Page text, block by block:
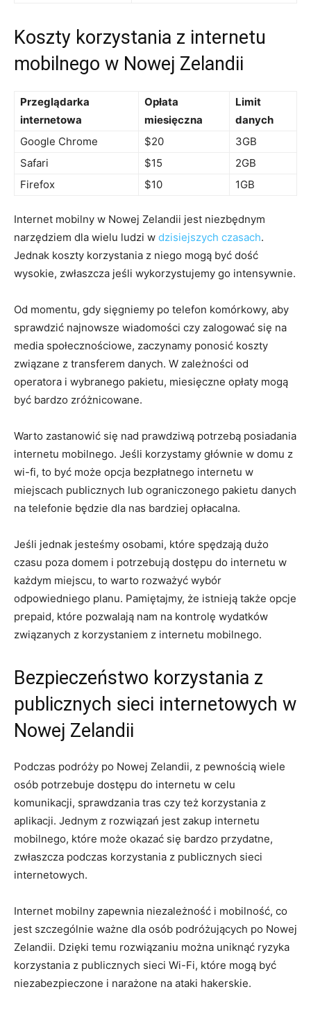
Koszty korzystania z⁣ internetu ​
mobilnego w ​Nowej Zelandii
Przeglądarka
internetowa
Opłata
miesięczna
Limit ​
danych
Google Chrome
$20
3GB
Safari
$15
2GB
Firefox
$10 1GB
Internet mobilny w Nowej Zelandii jest niezbędnym
narzędziem dla wielu ‍ludzi w dzisiejszych czasach.
Jednak koszty korzystania z niego​ mogą być dość
wysokie, zwłaszcza jeśli wykorzystujemy go ⁤intensywnie.
Od momentu, gdy sięgniemy po telefon‌ komórkowy, aby
sprawdzić⁤ najnowsze wiadomości czy zalogować się na
media społecznościowe, zaczynamy ‍ponosić ⁣koszty
związane⁢ z transferem danych. ⁢W zależności od
operatora⁣ i wybranego pakietu, miesięczne opłaty mogą
być bardzo zróżnicowane.
Warto ⁣zastanowić się nad prawdziwą potrzebą posiadania
internetu mobilnego. Jeśli korzystamy głównie w domu z
wi-fi, to być⁣ może opcja bezpłatnego internetu ‍w
⁣miejscach‍ publicznych lub‌ ograniczonego pakietu danych
na telefonie będzie dla nas bardziej opłacalna.
Jeśli jednak jesteśmy osobami, ⁢które spędzają dużo
czasu poza domem i potrzebują dostępu do internetu w
każdym miejscu, to warto ⁤rozważyć wybór
odpowiedniego ⁣planu. Pamiętajmy, że istnieją ⁣także opcje
prepaid, które pozwalają nam na kontrolę wydatków
związanych z korzystaniem z internetu mobilnego.
Bezpieczeństwo korzystania z
publicznych sieci internetowych w
Nowej Zelandii
Podczas⁢ podróży po Nowej Zelandii, z pewnością wiele
‍osób potrzebuje dostępu do internetu w celu
komunikacji, sprawdzania tras czy też korzystania z
aplikacji. Jednym z rozwiązań jest‍ zakup internetu
mobilnego, ‌które⁤ może okazać się bardzo‍ przydatne,
zwłaszcza podczas korzystania z publicznych sieci
internetowych.
Internet mobilny ​zapewnia niezależność i mobilność, co
jest szczególnie ważne dla osób podróżujących po Nowej​
Zelandii. Dzięki temu rozwiązaniu można ⁣uniknąć ryzyka
korzystania z publicznych ⁤sieci Wi-Fi, które mogą być
niezabezpieczone ⁤i narażone ⁤na ataki hakerskie.